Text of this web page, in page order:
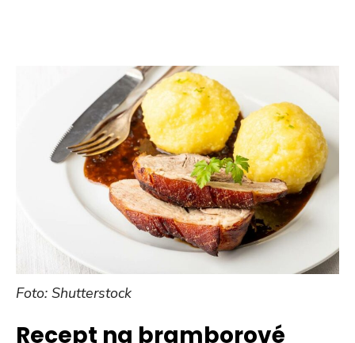
Foto: Shutterstock
Recept na bramborové